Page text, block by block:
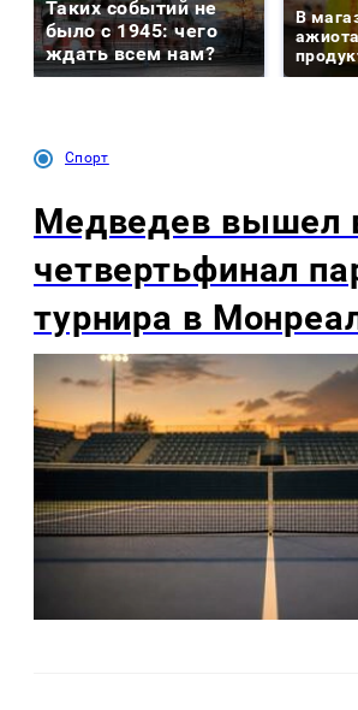
Таких событий не
было с 1945: чего
ждать всем нам?
В
Спорт
Медведев вышел
четвертьфинал
турнира в